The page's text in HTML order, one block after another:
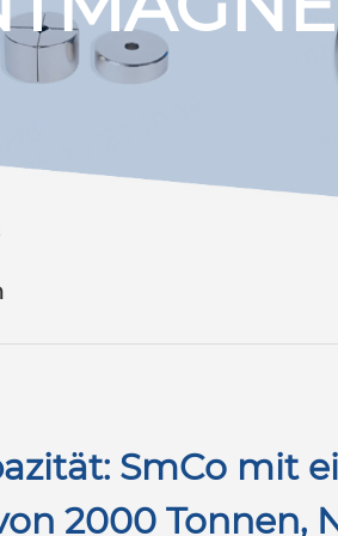
SmCo mit
2000 Tonnen,